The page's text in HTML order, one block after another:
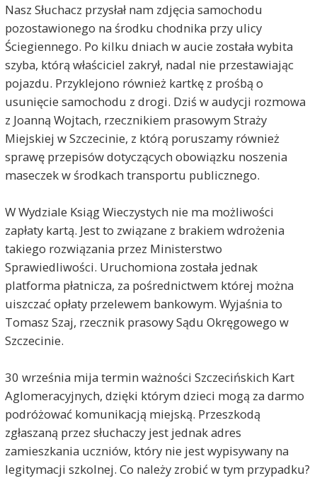
Nasz Słuchacz przysłał nam zdjęcia samochodu
pozostawionego na środku chodnika przy ulicy
Ściegiennego. Po kilku dniach w aucie została wybita
szyba, którą właściciel zakrył, nadal nie przestawiając
pojazdu. Przyklejono również kartkę z prośbą o
usunięcie samochodu z drogi. Dziś w audycji rozmowa
z Joanną Wojtach, rzecznikiem prasowym Straży
Miejskiej w Szczecinie, z którą poruszamy również
sprawę przepisów dotyczących obowiązku noszenia
maseczek w środkach transportu publicznego.
W Wydziale Ksiąg Wieczystych nie ma możliwości
zapłaty kartą. Jest to związane z brakiem wdrożenia
takiego rozwiązania przez Ministerstwo
Sprawiedliwości. Uruchomiona została jednak
platforma płatnicza, za pośrednictwem której można
uiszczać opłaty przelewem bankowym. Wyjaśnia to
Tomasz Szaj, rzecznik prasowy Sądu Okręgowego w
Szczecinie.
30 września mija termin ważności Szczecińskich Kart
Aglomeracyjnych, dzięki którym dzieci mogą za darmo
podróżować komunikacją miejską. Przeszkodą
zgłaszaną przez słuchaczy jest jednak adres
zamieszkania uczniów, który nie jest wypisywany na
legitymacji szkolnej. Co należy zrobić w tym przypadku?